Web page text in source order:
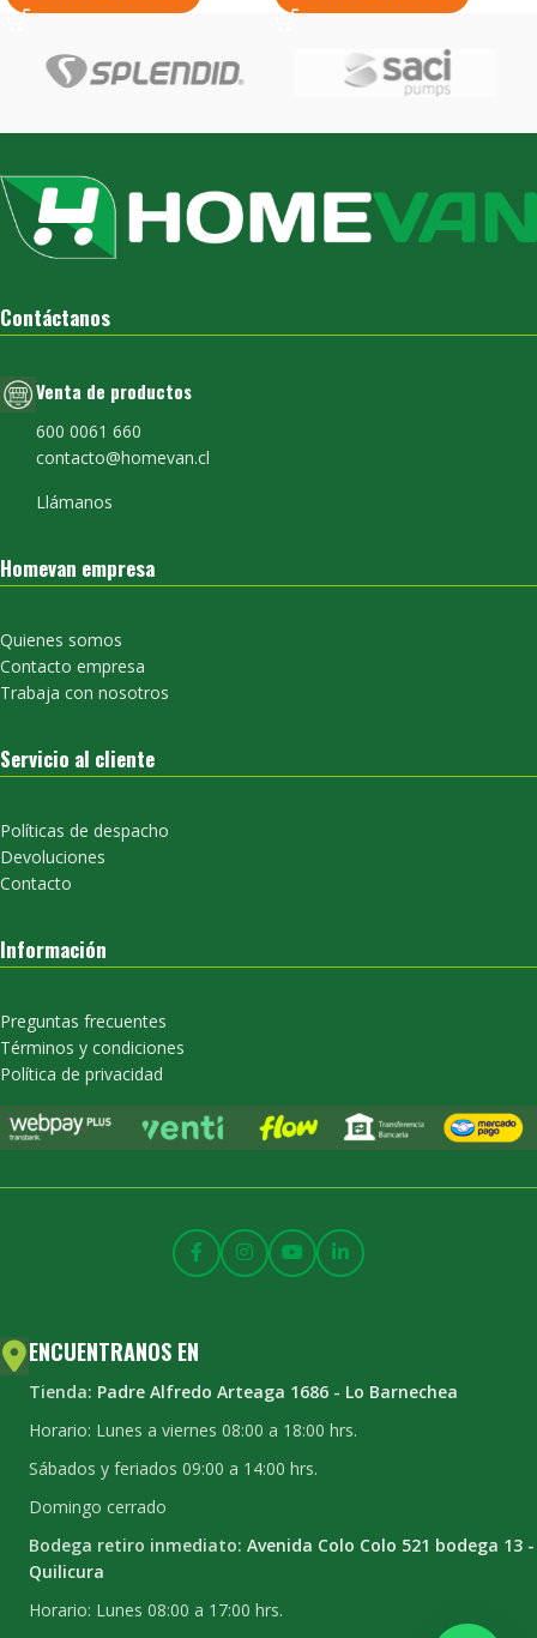
Contáctanos
Venta de productos
600 0061 660
contacto@homevan.cl
Llámanos
Homevan empresa
Quienes somos
Contacto empresa
Trabaja con nosotros
Servicio al cliente
Políticas de despacho
Devoluciones
Contacto
Información
Preguntas frecuentes
Términos y condiciones
Política de privacidad
ENCUENTRANOS EN
Tienda: Padre Alfredo Arteaga 1686 - Lo Barnechea
Horario: Lunes a viernes 08:00 a 18:00 hrs.
Sábados y feriados 09:00 a 14:00 hrs.
Domingo cerrado
Bodega retiro inmediato: Avenida Colo Colo 521 bodega 13 -
Quilicura
Horario: Lunes 08:00 a 17:00 hrs.